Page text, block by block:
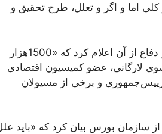
اما و اگر و تعلل، طرح تحقیق و
طرحی که یکی از مدافعان آن دیروز در صحن علنی مجلس و در دفاع از آن اعلام کرد که «1500‌هزار
لارگانی، عضو کمیسیون اقتصادی
و برخی از مسيولان
بورس بیان کرد که «باید